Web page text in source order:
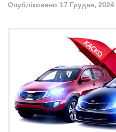
Опубліковано 17 Грудня, 2024